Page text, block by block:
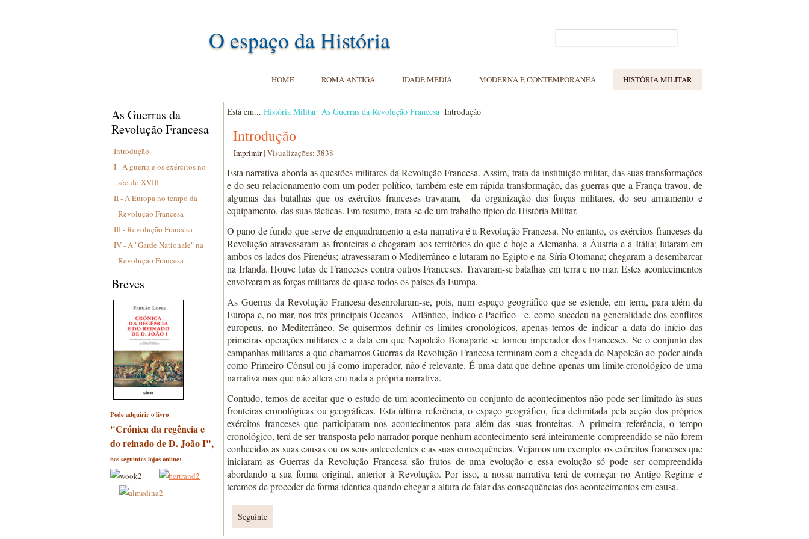
O espaço da História
HOME ROMA ANTIGA IDADE MÉDIA MODERNA E CONTEMPORÂNEA HISTÓRIA MILITAR
As Guerras da
Revolução Francesa
Introdução
I - A guerra e os exércitos no
século XVIII
II - A Europa no tempo da
Revolução Francesa
III - Revolução Francesa
IV - A "Garde Nationale" na
Revolução Francesa
Breves
Pode adquirir o livro
"Crónica da regência e
do reinado de D. João I",
nas seguintes lojas online:
Está em... História Militar As Guerras da Revolução Francesa Introdução
Introdução
Imprimir| Visualizações: 3838
Esta narrativa aborda as questões militares da Revolução Francesa. Assim, trata da instituição militar, das suas transformações
e do seu relacionamento com um poder político, também este em rápida transformação, das guerras que a França travou, de
algumas das batalhas que os exércitos franceses travaram,
da organização das forças militares, do seu armamento e
equipamento, das suas tácticas. Em resumo, trata-se de um trabalho típico de História Militar.
O pano de fundo que serve de enquadramento a esta narrativa é a Revolução Francesa. No entanto, os exércitos franceses da
Revolução atravessaram as fronteiras e chegaram aos territórios do que é hoje a Alemanha, a Áustria e a Itália; lutaram em
ambos os lados dos Pirenéus; atravessaram o Mediterrâneo e lutaram no Egipto e na Síria Otomana; chegaram a desembarcar
na Irlanda. Houve lutas de Franceses contra outros Franceses. Travaram-se batalhas em terra e no mar. Estes acontecimentos
envolveram as forças militares de quase todos os países da Europa.
As Guerras da Revolução Francesa desenrolaram-se, pois, num espaço geográfico que se estende, em terra, para além da
Europa e, no mar, nos três principais Oceanos - Atlântico, Índico e Pacífico - e, como sucedeu na generalidade dos conflitos
europeus, no Mediterrâneo. Se quisermos definir os limites cronológicos, apenas temos de indicar a data do início das
primeiras operações militares e a data em que Napoleão Bonaparte se tornou imperador dos Franceses. Se o conjunto das
campanhas militares a que chamamos Guerras da Revolução Francesa terminam com a chegada de Napoleão ao poder ainda
como Primeiro Cônsul ou já como imperador, não é relevante. É uma data que define apenas um limite cronológico de uma
narrativa mas que não altera em nada a própria narrativa.
Contudo, temos de aceitar que o estudo de um acontecimento ou conjunto de acontecimentos não pode ser limitado às suas
fronteiras cronológicas ou geográficas. Esta última referência, o espaço geográfico, fica delimitada pela acção dos próprios
exércitos franceses que participaram nos acontecimentos para além das suas fronteiras. A primeira referência, o tempo
cronológico, terá de ser transposta pelo narrador porque nenhum acontecimento será inteiramente compreendido se não forem
conhecidas as suas causas ou os seus antecedentes e as suas consequências. Vejamos um exemplo: os exércitos franceses que
iniciaram as Guerras da Revolução Francesa são frutos de uma evolução e essa evolução só pode ser compreendida
abordando a sua forma original, anterior à Revolução. Por isso, a nossa narrativa terá de começar no Antigo Regime e
teremos de proceder de forma idêntica quando chegar a altura de falar das consequências dos acontecimentos em causa.
Seguinte